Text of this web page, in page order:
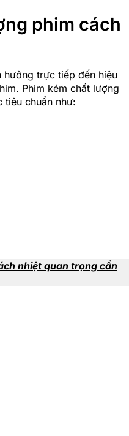
phim cách
hưởng trực tiếp đến hiệu
Phim kém chất lượng
tiêu chuẩn như:
nhiệt quan trọng cần